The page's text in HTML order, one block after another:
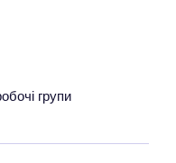
групи